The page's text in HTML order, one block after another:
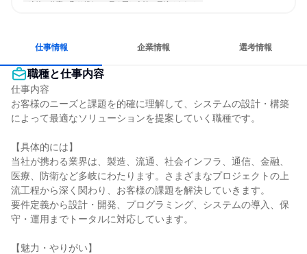
冷静に仕事に取り組む 長く同じ会社に居続けられる
仕事情報 企業情報 選考情報
職種と仕事内容
仕事内容
お客様のニーズと課題を的確に理解して、システムの設計・構築
によって最適なソリューションを提案していく職種です。
【具体的には】
当社が携わる業界は、製造、流通、社会インフラ、通信、金融、
医療、防衛など多岐にわたります。さまざまなプロジェクトの上
流工程から深く関わり、お客様の課題を解決していきます。
要件定義から設計・開発、プログラミング、システムの導入、保
守・運用までトータルに対応しています。
【魅力・やりがい】